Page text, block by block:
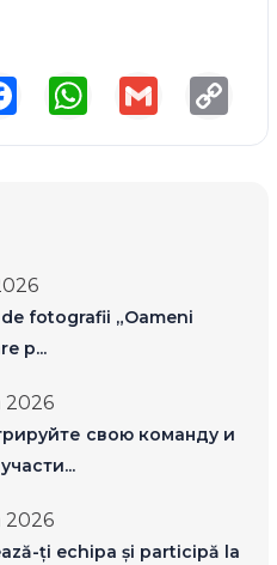
FacebookWhatsAppGmail
Copy
fotografii „Oameni
p...
2026
свою команду и
2026
ți echipa și participă la